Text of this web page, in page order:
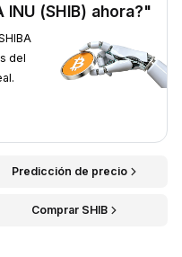
(SHIB) ahora?"
del
Predicción de precio
Comprar SHIB